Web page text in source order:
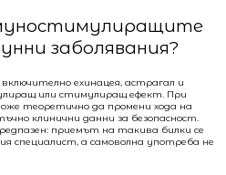
заболявания?
ехинацея, астрагал и
или стимулиращ ефект. При
теоретично да промени хода на
клинични данни за безопасност.
приемът на такива билки се
специалист, а самоволна употреба не